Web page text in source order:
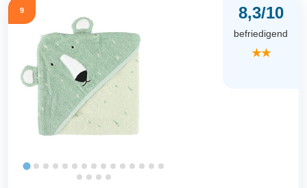
9 8,3/10
befriedigend
★★